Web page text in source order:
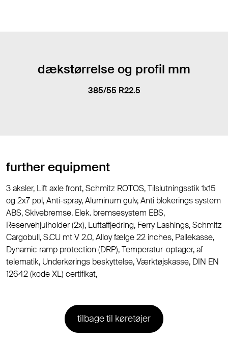
dækstørrelse og profil mm
385/55 R22.5
further equipment
3 aksler, Lift axle front, Schmitz ROTOS, Tilslutningsstik 1x15
og 2x7 pol, Anti-spray, Aluminum gulv, Anti blokerings system
ABS, Skivebremse, Elek. bremsesystem EBS,
Reservehjulholder (2x), Luftaffjedring, Ferry Lashings, Schmitz
Cargobull, S.CU mt V 2.0, Alloy fælge 22 inches, Pallekasse,
Dynamic ramp protection (DRP), Temperatur-optager, af
telematik, Underkørings beskyttelse, Værktøjskasse, DIN EN
12642 (kode XL) certifikat,
tilbage til køretøjer